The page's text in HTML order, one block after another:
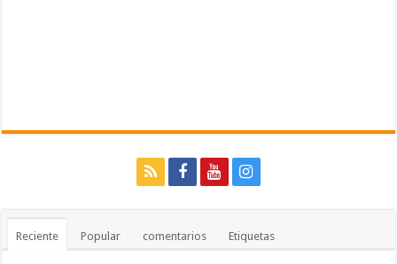
Reciente Popular comentarios Etiquetas